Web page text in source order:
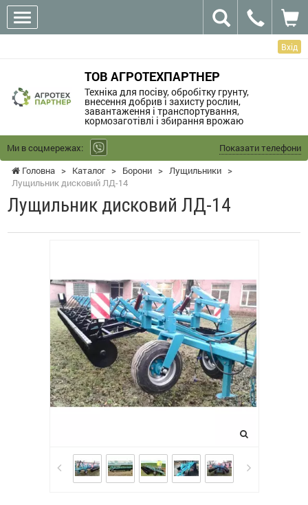
Вхід
ТОВ АГРОТЕХПАРТНЕР
Техніка для посіву, обробітку грунту,
внесення добрив і захисту рослин,
завантаження і транспортування,
кормозаготівлі і збирання врожаю
Ми в соцмережах:
Показати телефони
Головна > Каталог > Борони > Лущильники >
Лущильник дисковий ЛД-14
Лущильник дисковий ЛД-14